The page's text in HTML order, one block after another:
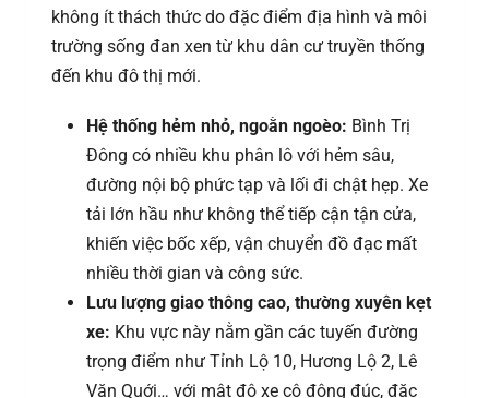
không ít thách thức do đặc điểm địa hình và môi
trường sống đan xen từ khu dân cư truyền thống
đến khu đô thị mới.
Hệ thống hẻm nhỏ, ngoằn ngoèo: Bình Trị
Đông có nhiều khu phân lô với hẻm sâu,
đường nội bộ phức tạp và lối đi chật hẹp. Xe
tải lớn hầu như không thể tiếp cận tận cửa,
khiến việc bốc xếp, vận chuyển đồ đạc mất
nhiều thời gian và công sức.
Lưu lượng giao thông cao, thường xuyên kẹt
xe: Khu vực này nằm gần các tuyến đường
trọng điểm như Tỉnh Lộ 10, Hương Lộ 2, Lê
Văn Quới… với mật độ xe cộ đông đúc, đặc